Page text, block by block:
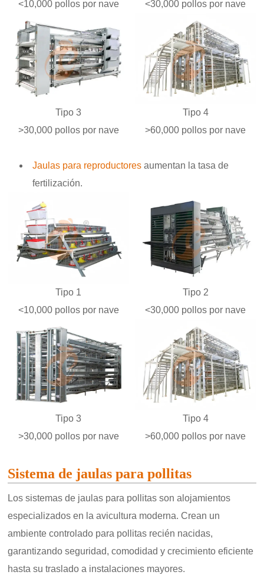
<10,000 pollos por nave
<30,000 pollos por nave
Tipo 3
>30,000 pollos por nave
Tipo 4
>60,000 pollos por nave
Jaulas para reproductores aumentan la tasa de
fertilización.
Tipo 1
<10,000 pollos por nave
Tipo 2
<30,000 pollos por nave
Tipo 3
>30,000 pollos por nave
Tipo 4
>60,000 pollos por nave
Sistema de jaulas para pollitas
Los sistemas de jaulas para pollitas son alojamientos
especializados en la avicultura moderna. Crean un
ambiente controlado para pollitas recién nacidas,
garantizando seguridad, comodidad y crecimiento eficiente
hasta su traslado a instalaciones mayores.